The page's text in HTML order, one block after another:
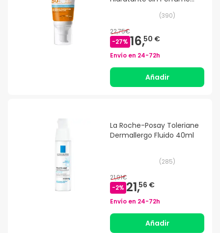
(390)
22,75€
-27% 16,50 €
Envío en 24-72h
Añadir
La Roche-Posay Toleriane
Dermallergo Fluido 40ml
(285)
21,91€
-2% 21,56 €
Envío en 24-72h
Añadir